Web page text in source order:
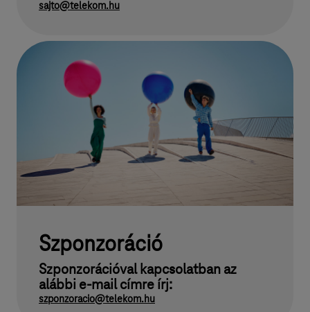
sajto@telekom.hu
Szponzoráció
Szponzorációval kapcsolatban az
alábbi e-mail címre írj:
szponzoracio@telekom.hu